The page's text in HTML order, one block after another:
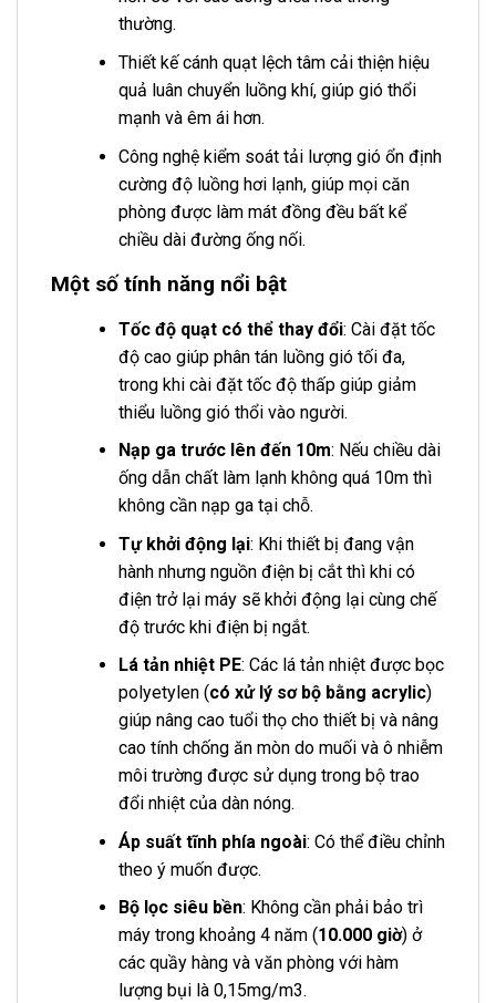
thường.
Thiết kế cánh quạt lệch tâm cải thiện hiệu
quả luân chuyển luồng khí, giúp gió thổi
mạnh và êm ái hơn.
Công nghệ kiểm soát tải lượng gió ổn định
cường độ luồng hơi lạnh, giúp mọi căn
phòng được làm mát đồng đều bất kể
chiều dài đường ống nối.
Một số tính năng nổi bật
Tốc độ quạt có thể thay đổi: Cài đặt tốc
độ cao giúp phân tán luồng gió tối đa,
trong khi cài đặt tốc độ thấp giúp giảm
thiểu luồng gió thổi vào người.
Nạp ga trước lên đến 10m: Nếu chiều dài
ống dẫn chất làm lạnh không quá 10m thì
không cần nạp ga tại chỗ.
Tự khởi động lại: Khi thiết bị đang vận
hành nhưng nguồn điện bị cắt thì khi có
điện trở lại máy sẽ khởi động lại cùng chế
độ trước khi điện bị ngắt.
Lá tản nhiệt PE: Các lá tản nhiệt được bọc
polyetylen (có xử lý sơ bộ bằng acrylic)
giúp nâng cao tuổi thọ cho thiết bị và nâng
cao tính chống ăn mòn do muối và ô nhiễm
môi trường được sử dụng trong bộ trao
đổi nhiệt của dàn nóng.
Áp suất tĩnh phía ngoài: Có thể điều chỉnh
theo ý muốn được.
Bộ lọc siêu bền: Không cần phải bảo trì
máy trong khoảng 4 năm (10.000 giờ) ở
các quầy hàng và văn phòng với hàm
lượng bụi là 0,15mg/m3.